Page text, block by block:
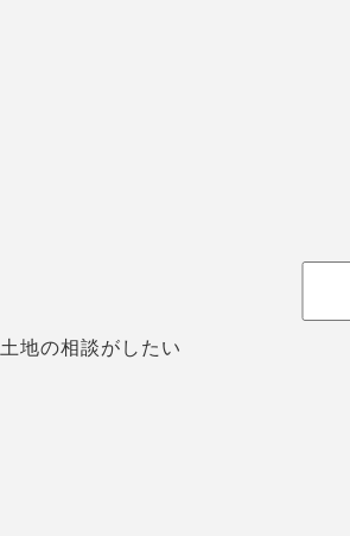
土地の相談がしたい